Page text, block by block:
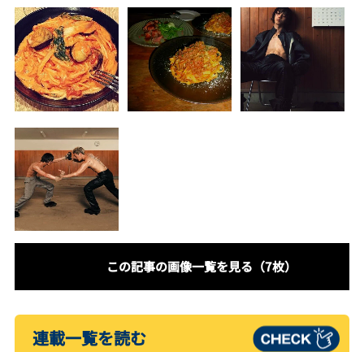
この記事の画像一覧を見る（7枚）
連載一覧を読む